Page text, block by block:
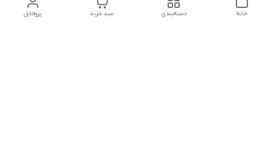
پروفایل سبد خرید دسته‌بندی خانه